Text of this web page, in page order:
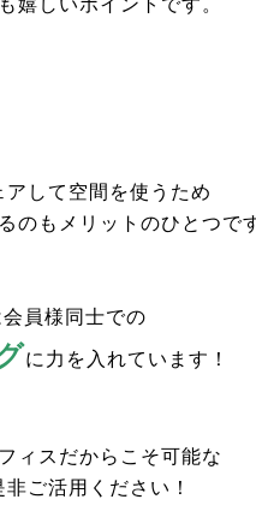
嬉しいポイントです。
して空間を使うため
のもメリットのひとつで
員様同士での
に力を入れています！
ィス だからこそ可能な
ご活用ください！